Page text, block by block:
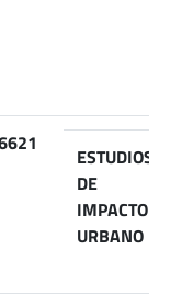
ESTUDIOS
DE
IMPACTO
URBANO